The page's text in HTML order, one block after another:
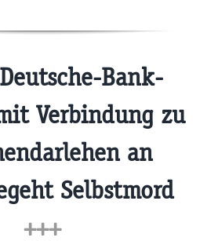
Bank-
Verbindung zu
an
Selbstmord
+++